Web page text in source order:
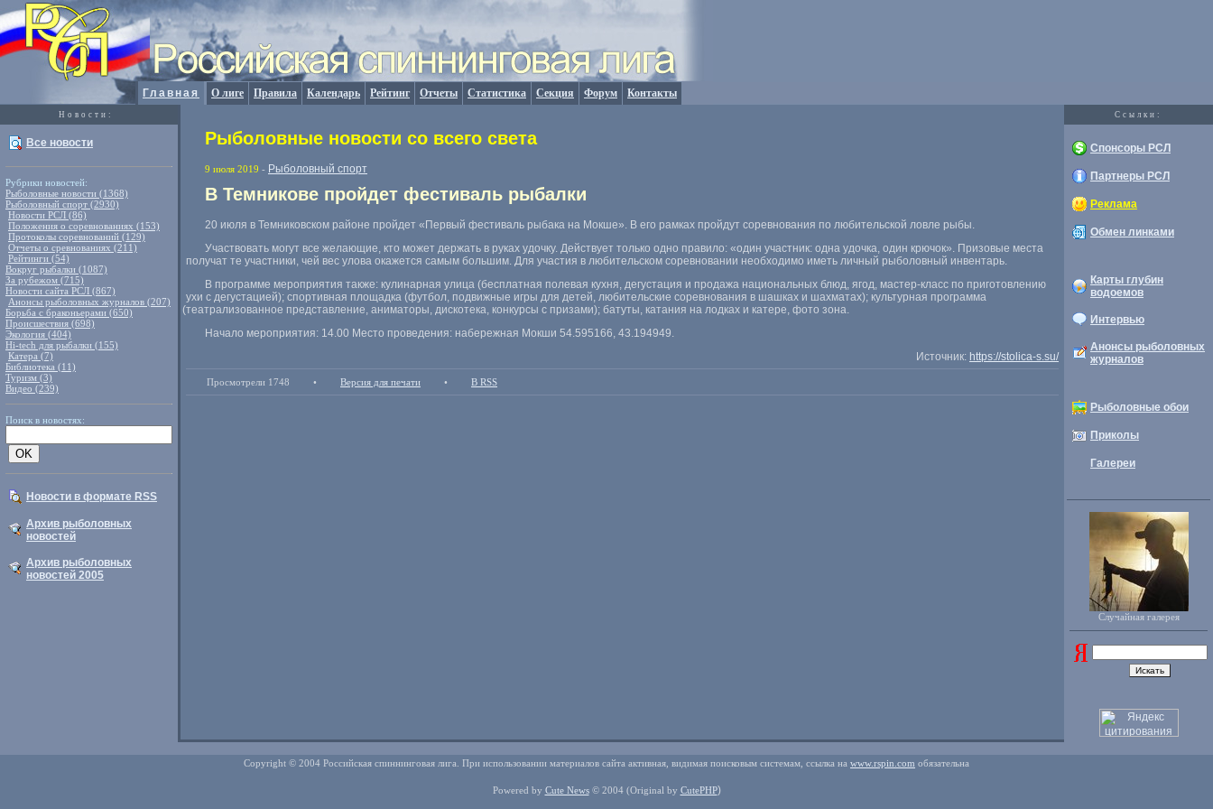
Главная О лиге Правила Календарь Рейтинг Отчеты Статистика Секция Форум Контакты
Новости: Cсылки:
Все новости
Рубрики новостей:
Рыболовные новости (1368)
Рыболовный спорт (2930)
Новости РСЛ (86)
Положения о соревнованиях (153)
Протоколы соревнований (129)
Отчеты о сревнованиях (211)
Рейтинги (54)
Вокруг рыбалки (1087)
За рубежом (715)
Новости сайта РСЛ (867)
Анонсы рыболовных журналов (207)
Борьба с браконьерами (650)
Происшествия (698)
Экология (404)
Hi-tech для рыбалки (155)
Катера (7)
Библиотека (11)
Туризм (3)
Видео (239)
Поиск в новостях:
Новости в формате RSS
Архив рыболовных
новостей
Архив рыболовных
новостей 2005
Рыболовные новости со всего света
9 июля 2019 - Рыболовный спорт
В Темникове пройдет фестиваль рыбалки
20 июля в Темниковском районе пройдет « Первый фестиваль рыбака на Мокше». В его рамках пройдут соревнования по любительской ловле рыбы.
Участвовать могут все желающие, кто может держать в руках удочку. Действует только одно правило: «один участник: одна удочка, один крючок». Призовые места
получат те участники, чей вес улова окажется самым большим. Для участия в любительском соревновании необходимо иметь личный рыболовный инвентарь.
В программе мероприятия также: кулинарная улица (бесплатная полевая кухня, дегустация и продажа национальных блюд, ягод, мастер-класс по приготовлению
ухи с дегустацией); спортивная площадка (футбол, подвижные игры для детей, любительские соревнования в шашках и шахматах); культурная программа
(театрализованное представление, аниматоры, дискотека, конкурсы с призами); батуты, катания на лодках и катере, фото зона.
Начало мероприятия: 14.00 Место проведения: набережная Мокши 54.595166, 43.194949.
Источник: https://stolica-s.su/
Просмотрели 1748 • Версия для печати • В RSS
Спонсоры РСЛ
Партнеры РСЛ
Реклама
Обмен линками
Карты глубин
водоемов
Интервью
Анонсы рыболовных
журналов
Рыболовные обои
Приколы
Галереи
Случайная галерея
Copyright © 2004 Российская спиннинговая лига. При использовании материалов сайта активная, видимая поисковым системам, ссылка на www.rspin.com обязательна
Powered by Cute News© 2004 (Original by CutePHP)